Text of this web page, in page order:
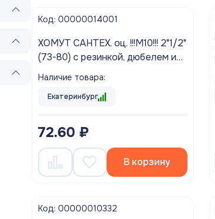
Код: 00000014001
ХОМУТ САНТЕХ. оц. !!!М10!!! 2"1/2"
(73-80) с резинкой, дюбелем и
Наличие товара:
Екатеринбург
72.60 ₽
В корзину
Код: 00000010332